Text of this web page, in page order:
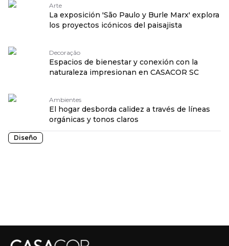
Arte
La exposición 'São Paulo y Burle Marx' explora
los proyectos icónicos del paisajista
Decoração
Espacios de bienestar y conexión con la
naturaleza impresionan en CASACOR SC
Ambientes
El hogar desborda calidez a través de líneas
orgánicas y tonos claros
Diseño